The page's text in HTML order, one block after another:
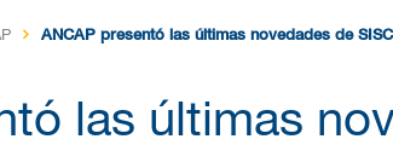
ANCAP presentó las últimas novedades de
las últimas